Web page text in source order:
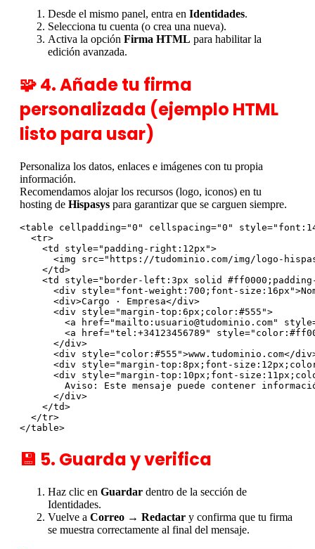
Desde el mismo panel, entra en Identidades.
Selecciona tu cuenta (o crea una nueva).
Activa la opción Firma HTML para habilitar la
edición avanzada.
🧩 4. Añade tu firma
personalizada (ejemplo HTML
listo para usar)
Personaliza los datos, enlaces e imágenes con tu propia
información.
Recomendamos alojar los recursos (logo, iconos) en tu
hosting de Hispasys para garantizar que se carguen siempre.
<table cellpadding="0" cellspacing="0"
  <tr>
    <td style="padding-right:12px">
<img src="https://tudominio.com/img/logo-
    </td>
<td style="border-left:3px solid
<div style="font-weight:700;font-
      <div>Cargo · Empresa</div>
      <div style="margin-top:6px;color:#555">
<a href="mailto:usuario@tudominio.com"
<a href="tel:+34123456789"
      </div>
<div style="color:#555">www.tudominio.com</
<div style="margin-top:8px;font-
<div style="margin-top:10px;font-
Aviso: Este mensaje puede contener
      </div>
    </td>
  </tr>
</table>
💾 5. Guarda y verifica
Haz clic en Guardar dentro de la sección de
Identidades.
Vuelve a Correo → Redactar y confirma que tu firma
se muestra correctamente al final del mensaje.